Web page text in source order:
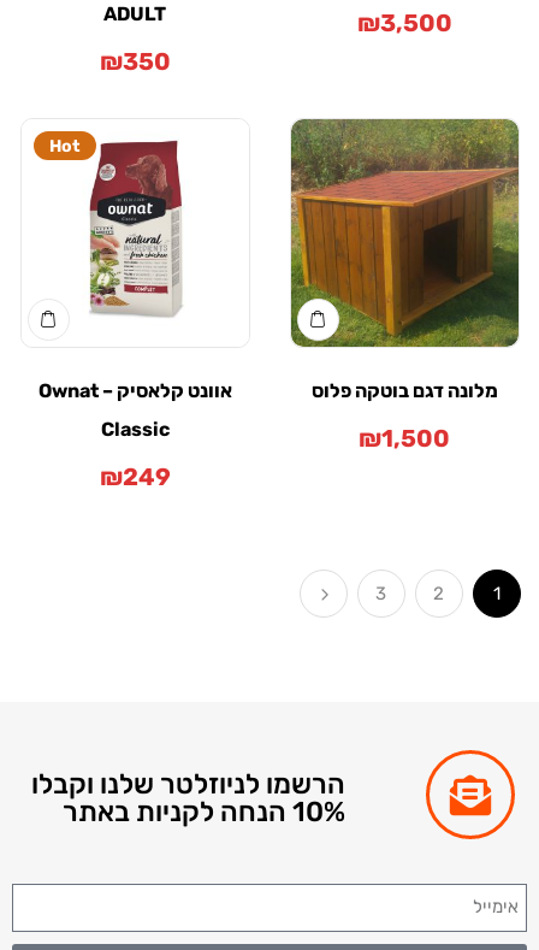
₪3,500
ADULT
₪
דגם בוטקה פלוס
₪1,500
Hot
אוונט קלאסיק – Ownat
Classic
₪
2
3
הרשמו לניוזלטר שלנו וקבלו
10% הנחה לקניות באתר